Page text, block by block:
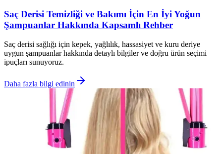
Saç Derisi Temizliği ve Bakımı İçin En İyi Yoğun
Şampuanlar Hakkında Kapsamlı Rehber
Saç derisi sağlığı için kepek, yağlılık, hassasiyet ve kuru deriye
uygun şampuanlar hakkında detaylı bilgiler ve doğru ürün seçimi
ipuçları sunuyoruz.
Daha fazla bilgi edinin